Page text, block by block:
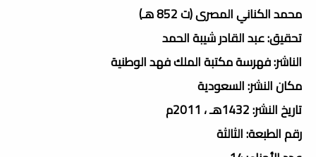
محمد الكناني المصرى (ت 852 هـ)
تحقيق: عبد القادر شيبة الحمد
الناشر: فهرسة مكتبة الملك فهد الوطنية
مكان النشر: السعودية
تاريخ النشر: 1432هـ ، 2011م
رقم الطبعة: الثالثة